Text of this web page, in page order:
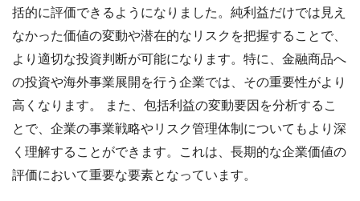
括的に評価できるようになりました。純利益だけでは見え
なかった価値の変動や潜在的なリスクを把握することで、
より適切な投資判断が可能になります。特に、金融商品へ
の投資や海外事業展開を行う企業では、その重要性がより
高くなります。 また、包括利益の変動要因を分析するこ
とで、企業の事業戦略やリスク管理体制についてもより深
く理解することができます。これは、長期的な企業価値の
評価において重要な要素となっています。